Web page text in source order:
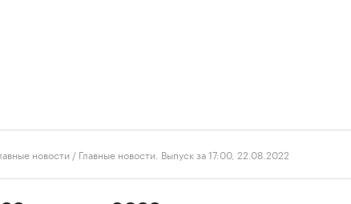
новости / Главные новости. Выпуск за 17:00, 22.08.2022